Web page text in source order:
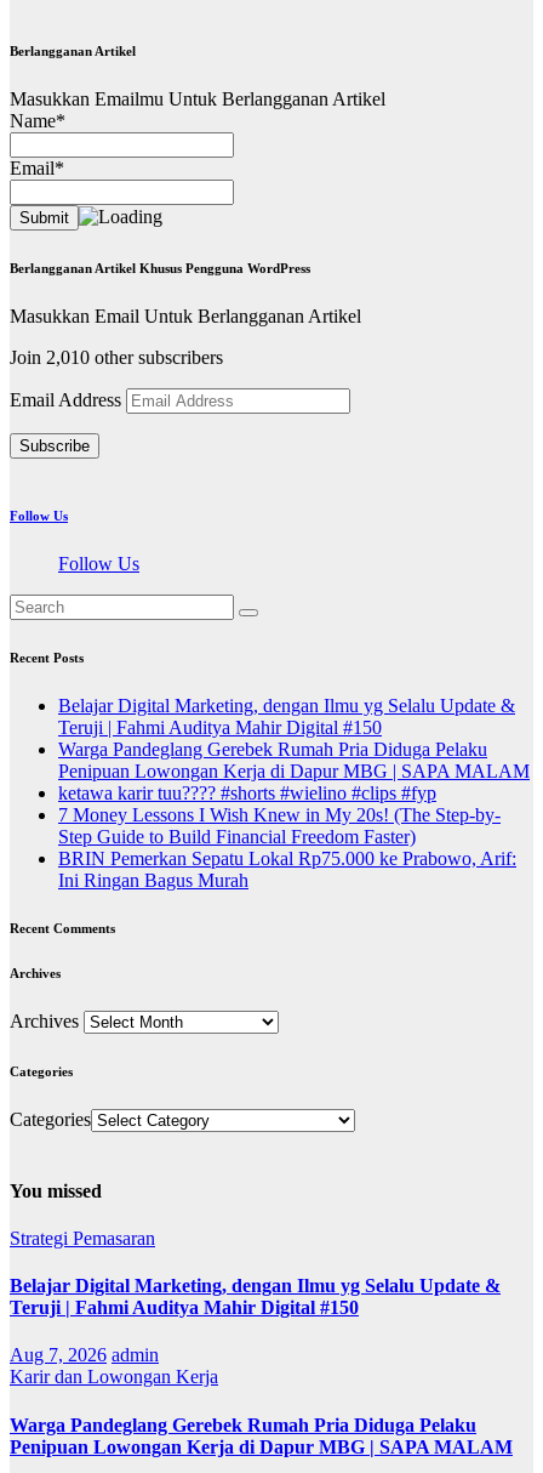
Berlangganan Artikel
Masukkan Emailmu Untuk Berlangganan Artikel
Name*
Email*
Berlangganan Artikel Khusus Pengguna WordPress
Masukkan Email Untuk Berlangganan Artikel
Join 2,010 other subscribers
Email Address
Subscribe
Follow Us
Follow Us
Recent Posts
Belajar Digital Marketing, dengan Ilmu yg Selalu Update &
Teruji | Fahmi Auditya Mahir Digital #150
Warga Pandeglang Gerebek Rumah Pria Diduga Pelaku
Penipuan Lowongan Kerja di Dapur MBG | SAPA MALAM
ketawa karir tuu???? #shorts #wielino #clips #fyp
7 Money Lessons I Wish Knew in My 20s! (The Step-by-
Step Guide to Build Financial Freedom Faster)
BRIN Pemerkan Sepatu Lokal Rp75.000 ke Prabowo, Arif:
Ini Ringan Bagus Murah
Recent Comments
Archives
Archives
Categories
Categories
You missed
Strategi Pemasaran
Belajar Digital Marketing, dengan Ilmu yg Selalu Update &
Teruji | Fahmi Auditya Mahir Digital #150
Aug 7, 2026 admin
Karir dan Lowongan Kerja
Warga Pandeglang Gerebek Rumah Pria Diduga Pelaku
Penipuan Lowongan Kerja di Dapur MBG | SAPA MALAM